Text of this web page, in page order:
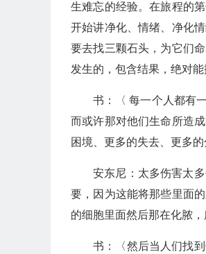
生难忘的经验。在旅程的
开始讲净化、情绪、净化
要去找三颗石头，为它们
发生的，包含结果，绝对
书：〈 每一个人都有
而或许那对他们生命所造
困境、更多的失去、更多
安东尼：太多伤害太
要，因为这能将那些里面
的细胞里面然后那在化脓
书：〈然后当人们找